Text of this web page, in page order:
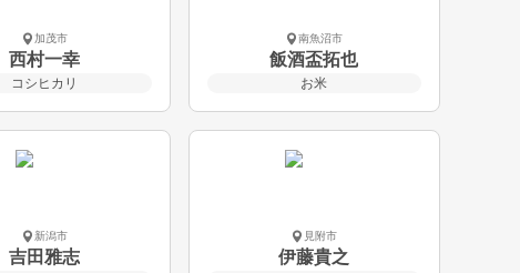
加茂市
西村一幸
コシヒカリ
南魚沼市
飯酒盃拓也
お米
新潟市
吉田雅志
見附市
伊藤貴之